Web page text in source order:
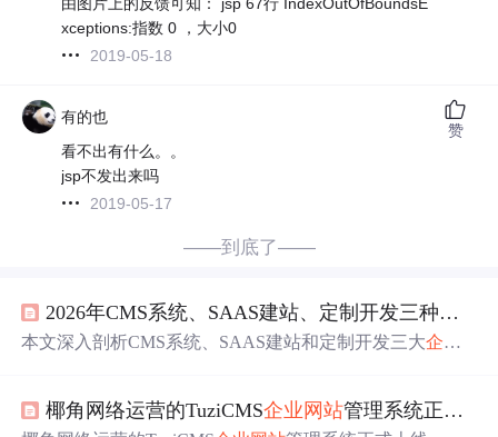
xceptions:指数 0 ，大小0
2019-05-18
有的也
看不出有什么。。
jsp不发出来吗
2019-05-17
赞
——到底了——
2026年CMS系统、SAAS建站、定制开发三种
企业
本文深入剖析CMS系统、SAAS建站和定制开发三大企业
建站主打低门槛、低成本，适合小微 企业和个人站点；定
椰角网络运营的TuziCMS企业 网站管理系统正式上线